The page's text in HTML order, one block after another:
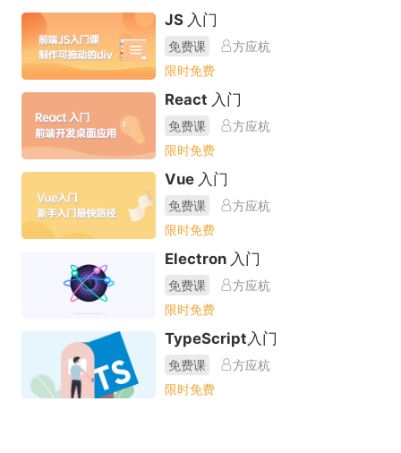
JS 入门
免费课
方应杭
限时免费
React 入门
免费课
方应杭
限时免费
Vue 入门
免费课
方应杭
限时免费
Electron 入门
免费课
方应杭
限时免费
TypeScript入门
免费课
方应杭
限时免费